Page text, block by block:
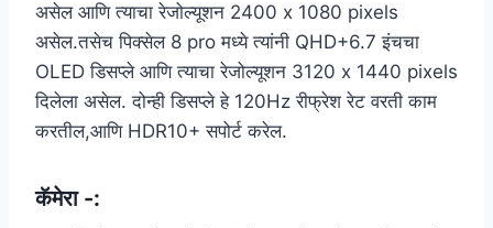
असेल आणि त्याचा रेजोल्यूशन 2400 x 1080 pixels
असेल.तसेच पिक्सेल 8 pro मध्ये त्यांनी QHD+6.7 इंचचा
OLED डिसप्ले आणि त्याचा रेजोल्यूशन 3120 x 1440 pixels
दिलेला असेल. दोन्ही डिसप्ले हे 120Hz रीफ्रेश रेट वरती काम
करतील,आणि HDR10+ सपोर्ट करेल.
कॅमेरा -: